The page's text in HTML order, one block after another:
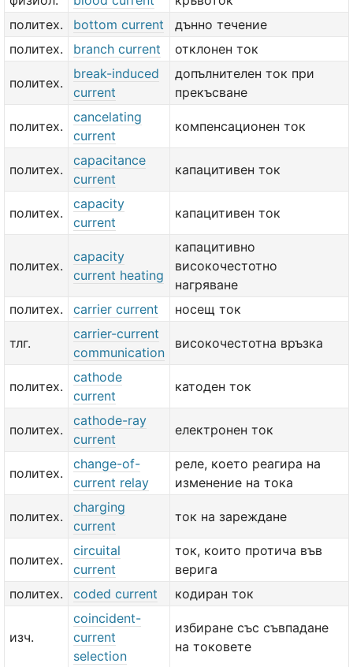
политех.
bottom current
дънно течение
политех.
branch current отклонен ток
политех.
break-induced
current
допълнителен ток при
прекъсване
политех.
cancelating
current
компенсационен ток
политех.
capacitance
current
капацитивен ток
политех.
capacity
current
капацитивен ток
политех.
capacity
current heating
капацитивно
високочестотно
нагряване
политех.
carrier current носещ ток
тлг.
carrier-current
communication
високочестотна връзка
политех.
cathode
current
катоден ток
политех.
cathode-ray
current
електронен ток
политех.
change-of-
current relay
реле, което реагира на
изменение на тока
политех.
charging
current
ток на зареждане
политех.
circuital
current
ток, които протича във
верига
политех.
coded current кодиран ток
изч.
coincident-
current
selection
избиране със съвпадане
на токовете